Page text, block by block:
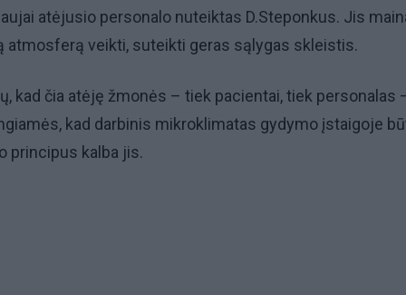
atėjusio personalo nuteiktas D.Steponkus. Jis
atmosferą veikti, suteikti geras sąlygas skleistis.
kad čia atėję žmonės – tiek pacientai, tiek personalas
kad darbinis mikroklimatas gydymo įstaigoje
principus kalba jis.